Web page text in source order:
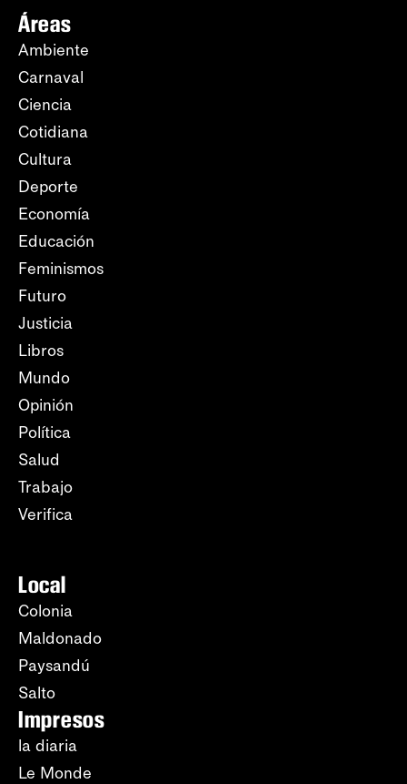
Áreas
Ambiente
Carnaval
Ciencia
Cotidiana
Cultura
Deporte
Economía
Educación
Feminismos
Futuro
Justicia
Libros
Mundo
Opinión
Política
Salud
Trabajo
Verifica
Local
Colonia
Maldonado
Paysandú
Salto
Impresos
la diaria
Le Monde